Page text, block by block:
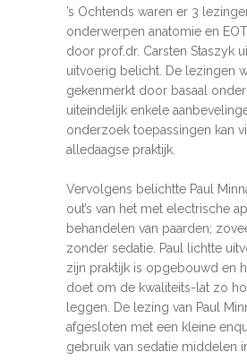
’s Ochtends waren er 3
onderwerpen anatomie en
door prof.dr. Carsten Staszyk
uitvoerig belicht. De lezingen
gekenmerkt door basaal
uiteindelijk enkele
onderzoek toepassingen kan
alledaagse praktijk.
Vervolgens belichtte Paul
out’s van het met electrische
behandelen van paarden;
zonder sedatie. Paul lichtte
zijn praktijk is opgebouwd en
doet om de kwaliteits-lat zo
leggen. De lezing van Paul
afgesloten met een kleine
gebruik van sedatie middelen